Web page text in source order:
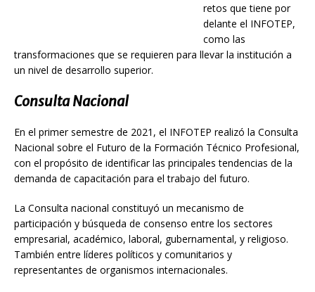
retos que tiene por
delante el INFOTEP,
como las
transformaciones que se requieren para llevar la institución a
un nivel de desarrollo superior.
Consulta Nacional
En el primer semestre de 2021, el INFOTEP realizó la Consulta
Nacional sobre el Futuro de la Formación Técnico Profesional,
con el propósito de identificar las principales tendencias de la
demanda de capacitación para el trabajo del futuro.
La Consulta nacional constituyó un mecanismo de
participación y búsqueda de consenso entre los sectores
empresarial, académico, laboral, gubernamental, y religioso.
También entre líderes políticos y comunitarios y
representantes de organismos internacionales.